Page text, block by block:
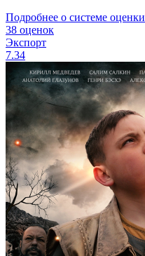
Подробнее о системе оценки
38 оценок
Экспорт
7.34